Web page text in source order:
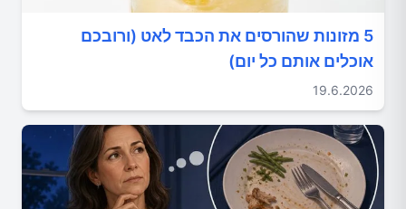
5 מזונות שהורסים את הכבד לאט (ורובכם
אוכלים אותם כל יום)
19.6.2026